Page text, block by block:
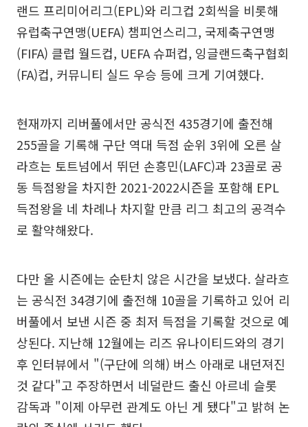
랜드 프리미어리그(EPL)와 리그컵 2회씩을 비롯해
유럽축구연맹(UEFA) 챔피언스리그, 국제축구연맹
(FIFA) 클럽 월드컵, UEFA 슈퍼컵, 잉글랜드축구협회
(FA)컵, 커뮤니티 실드 우승 등에 크게 기여했다.
현재까지 리버풀에서만 공식전 435경기에 출전해
255골을 기록해 구단 역대 득점 순위 3위에 오른 살
라흐는 토트넘에서 뛰던 손흥민(LAFC)과 23골로 공
동 득점왕을 차지한 2021-2022시즌을 포함해 EPL
득점왕을 네 차례나 차지할 만큼 리그 최고의 공격수
로 활약해왔다.
다만 올 시즌에는 순탄치 않은 시간을 보냈다. 살라흐
는 공식전 34경기에 출전해 10골을 기록하고 있어 리
버풀에서 보낸 시즌 중 최저 득점을 기록할 것으로 예
상된다. 지난해 12월에는 리즈 유나이티드와의 경기
후 인터뷰에서 "(구단에 의해) 버스 아래로 내던져진
것 같다"고 주장하면서 네덜란드 출신 아르네 슬롯
감독과 "이제 아무런 관계도 아닌 게 됐다"고 밝혀 논